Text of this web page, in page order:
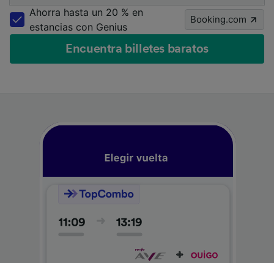
Ahorra hasta un 20 % en
estancias con Genius
Booking.com
Encuentra billetes baratos